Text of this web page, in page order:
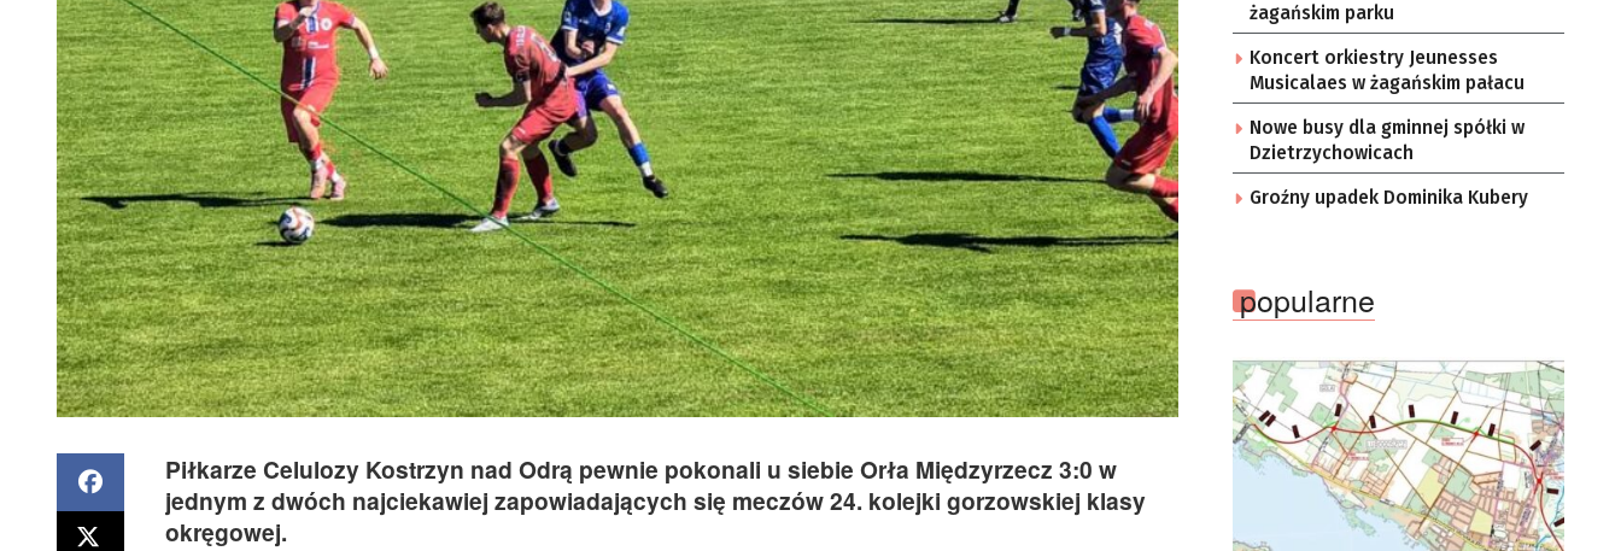
Piłkarze Celulozy Kostrzyn nad Odrą pewnie pokonali u siebie Orła Międzyrzecz 3:0 w
jednym z dwóch najciekawiej zapowiadających się meczów 24. kolejki gorzowskiej klasy
okręgowej.
żagańskim parku
Koncert orkiestry Jeunesses
Musicalaes w żagańskim pałacu
Nowe busy dla gminnej spółki w
Dzietrzychowicach
Groźny upadek Dominika Kubery
popularne